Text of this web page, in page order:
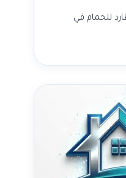
للحمام في